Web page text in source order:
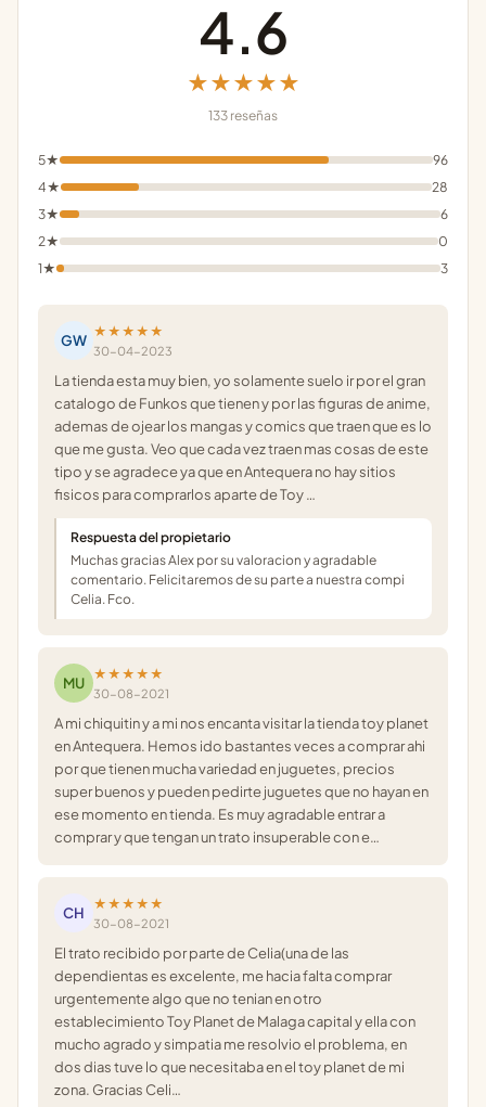
4.6
★★★★★
133 reseñas
5★
96
4★
28
3★
6
2★
0
1★
3
GW
★★★★★
30-04-2023
La tienda esta muy bien, yo solamente suelo ir por el gran
catalogo de Funkos que tienen y por las figuras de anime,
ademas de ojear los mangas y comics que traen que es lo
que me gusta. Veo que cada vez traen mas cosas de este
tipo y se agradece ya que en Antequera no hay sitios
fisicos para comprarlos aparte de Toy …
Respuesta del propietario
Muchas gracias Alex por su valoracion y agradable
comentario. Felicitaremos de su parte a nuestra compi
Celia. Fco.
MU
★★★★★
30-08-2021
A mi chiquitin y a mi nos encanta visitar la tienda toy planet
en Antequera. Hemos ido bastantes veces a comprar ahi
por que tienen mucha variedad en juguetes, precios
super buenos y pueden pedirte juguetes que no hayan en
ese momento en tienda. Es muy agradable entrar a
comprar y que tengan un trato insuperable con e…
CH
★★★★★
30-08-2021
El trato recibido por parte de Celia(una de las
dependientas es excelente, me hacia falta comprar
urgentemente algo que no tenian en otro
establecimiento Toy Planet de Malaga capital y ella con
mucho agrado y simpatia me resolvio el problema, en
dos dias tuve lo que necesitaba en el toy planet de mi
zona. Gracias Celi…